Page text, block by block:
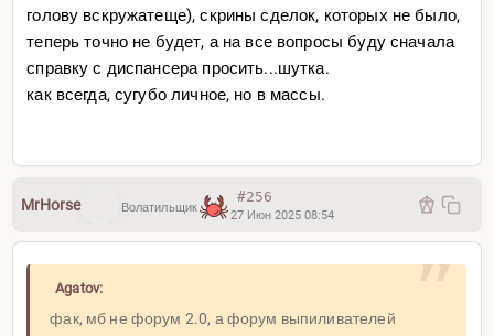
голову вскружатеще), скрины сделок, которых не было,
теперь точно не будет, а на все вопросы буду сначала
справку с диспансера просить...шутка.
как всегда, сугубо личное, но в массы.
MrHorse Волатильщик
#256
27 Июн 2025 08:54
Agatov:
фак, мб не форум 2.0, а форум выпиливателей